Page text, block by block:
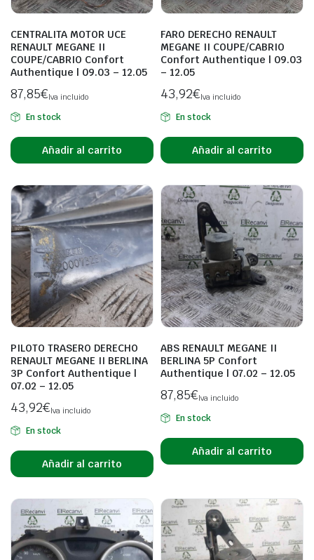
CENTRALITA MOTOR UCE
RENAULT MEGANE II
COUPE/CABRIO Confort
Authentique | 09.03 – 12.05
87,85€Iva incluido
En stock
Añadir al carrito
FARO DERECHO RENAULT
MEGANE II COUPE/CABRIO
Confort Authentique | 09.03
– 12.05
43,92€Iva incluido
En stock
Añadir al carrito
PILOTO TRASERO DERECHO
RENAULT MEGANE II BERLINA
3P Confort Authentique |
07.02 – 12.05
43,92€Iva incluido
En stock
Añadir al carrito
ABS RENAULT MEGANE II
BERLINA 5P Confort
Authentique | 07.02 – 12.05
87,85€Iva incluido
En stock
Añadir al carrito